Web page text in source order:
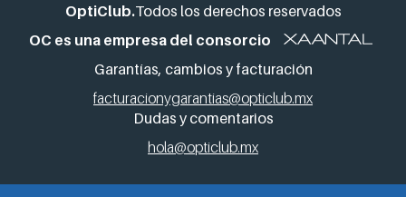
OptiClub.Todos los derechos reservados
OC es una empresa del consorcio
Garantías, cambios y facturación
facturacionygarantias@opticlub.mx
Dudas y comentarios
hola@opticlub.mx